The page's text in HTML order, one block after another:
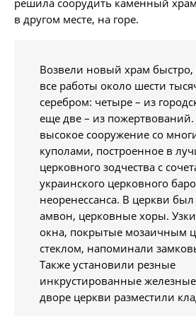
решила соорудить каменный
в другом месте, на горе.
Возвели новый храм быстро,
все работы около шести
серебром: четыре – из
еще две – из
высокое сооружение со
куполами, построенное в
церковного зодчества с
украинского церковного
неоренессанса. В церкви был
амвон, церковные хоры.
окна, покрытые мозаичным
стеклом, напоминали
Также установили резные
инкрустированные
дворе церкви разместили